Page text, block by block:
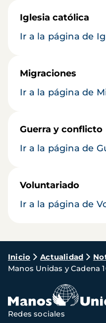
Iglesia católica
Ir a la página de
Migraciones
Ir a la página de
Guerra y conflicto
Ir a la página de
Voluntariado
Ir a la página de
Ruta
de
navegación
Inicio Actualidad
Manos Unidas y Cadena
Redes sociales